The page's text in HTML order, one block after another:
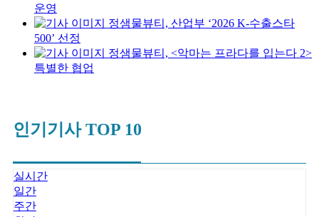
운영
정샘물뷰티, 산업부 ‘2026 K-수출스타
500’ 선정
정샘물뷰티, <악마는 프라다를 입는다 2>
특별한 협업
인기기사 TOP 10
실시간
일간
주간